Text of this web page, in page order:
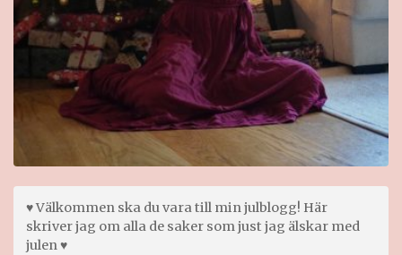
♥ Välkommen ska du vara till min julblogg! Här
skriver jag om alla de saker som just jag älskar med
julen ♥